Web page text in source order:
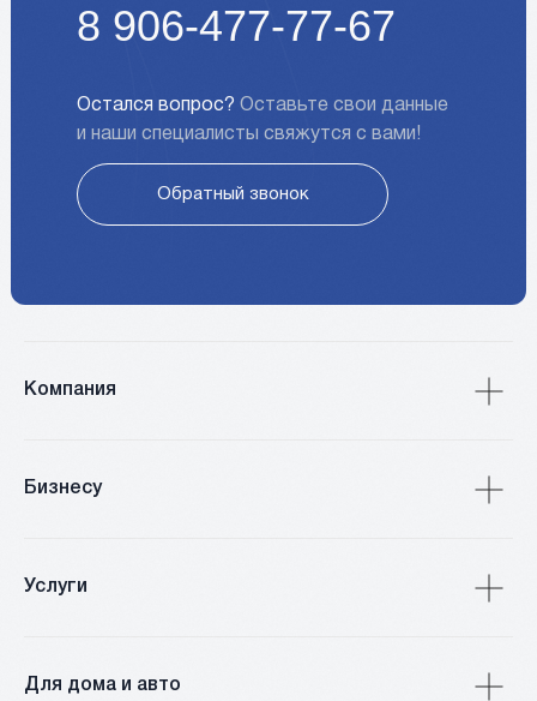
8 906-477-77-67
Остался вопрос? Оставьте свои данные
и наши специалисты свяжутся с вами!
Обратный звонок
Компания
Бизнесу
Услуги
Для дома и авто